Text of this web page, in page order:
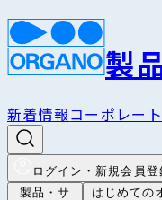
製
新着情報コーポレー
ログイン・新規会員登
製品・サ
はじめての